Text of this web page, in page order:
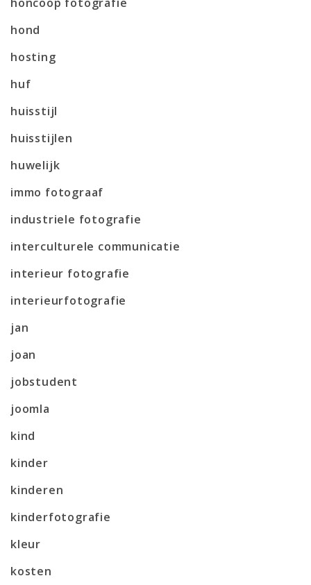
hond
hosting
huf
huisstijl
huisstijlen
huwelijk
immo fotograaf
industriele fotografie
interculturele communicatie
interieur fotografie
interieurfotografie
jan
joan
jobstudent
joomla
kind
kinder
kinderen
kinderfotografie
kleur
kosten